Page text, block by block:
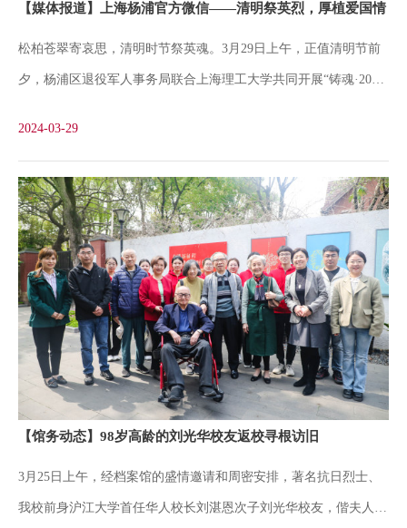
先烈的重要意义，并呼吁新时代青年要铭记历史，珍惜来之不易的
幸福生活，守初心、担使命，把革命先烈为之奋斗、为之牺牲的伟
【媒体报道】上海杨浦官方微信——清明祭英烈，厚植爱国情
松柏苍翠寄哀思，清明时节祭英魂。3月29日上午，正值清明节前
夕，杨浦区退役军人事务局联合上海理工大学共同开展“铸魂·2024·
动。上午10点，在上海理工大学刘湛恩烈士故居的广场上，气氛庄
严肃穆。嘹亮的《义勇军进行曲》奏响，参加仪式的代表们全体肃
立，高唱中华人民共和国国歌。随后，全体人员整衣脱帽，向英勇
献身的烈士默哀。伴随着《献花曲》缓缓响起，上海理工大学国旗
班代表向刘湛恩烈士塑像敬献花篮。全体人员向刘湛恩烈士塑像行
三鞠躬礼，并依次上前，以鲜花传递浓浓的哀思，表达对烈士的缅
怀。刘湛恩是著名教育家、爱国志士和社会活动家，1928年出任沪
江大学校长，而沪江大学便是上海理工大学的前身。九一八事变
年4月7日，遭日伪特务刺杀，不幸当场殉难，后被追认为“抗日革
命烈士”。如今，上海理工大学校园内依然保留着刘湛恩烈士故
2024-03-29
【馆务动态】98岁高龄的刘光华校友返校寻根访旧
3月25日上午，经档案馆的盛情邀请和周密安排，著名抗日烈士、
我校前身沪江大学首任华人校长刘湛恩次子刘光华校友，偕夫人裘